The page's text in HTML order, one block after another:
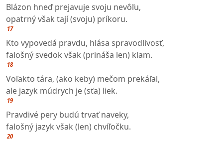
Blázon hneď prejavuje svoju nevôľu,
opatrný však tají (svoju) príkoru.
17
Kto vypovedá pravdu, hlása spravodlivosť,
falošný svedok však (prináša len) klam.
18
Voľakto tára, (ako keby) mečom prekáľal,
ale jazyk múdrych je (sťa) liek.
19
Pravdivé pery budú trvať naveky,
falošný jazyk však (len) chvíľočku.
20